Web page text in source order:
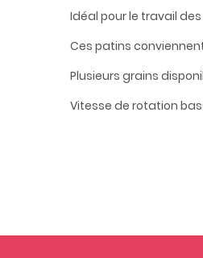
Idéal pour le travail
Ces patins
Plusieurs grains
Vitesse de rotation